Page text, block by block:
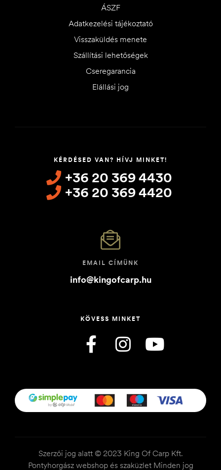
ÁSZF
Adatkezelési tájékoztató
Visszaküldés menete
Szállítási lehetőségek
Cseregarancia
Elállási jog
KÉRDÉSED VAN? HÍVJ MINKET!
+36 20 369 4430
+36 20 369 4420
EMAIL CÍMÜNK
info@kingofcarp.hu
KÖVESS MINKET
Szerzői jog alatt © 2023 King Of Carp Kft.
Pontyhorgász webshop és szaküzlet Minden jog